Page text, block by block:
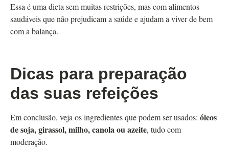
Essa é uma dieta sem muitas restrições, mas com alimentos
saudáveis que não prejudicam a saúde e ajudam a viver de bem
com a balança.
Dicas para preparação
das suas refeições
Em conclusão, veja os ingredientes que podem ser usados: óleos
de soja, girassol, milho, canola ou azeite, tudo com
moderação.